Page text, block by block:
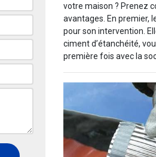
votre maison ? Prenez
avantages. En premier,
pour son intervention.
ciment d’étanchéité,
première fois avec la